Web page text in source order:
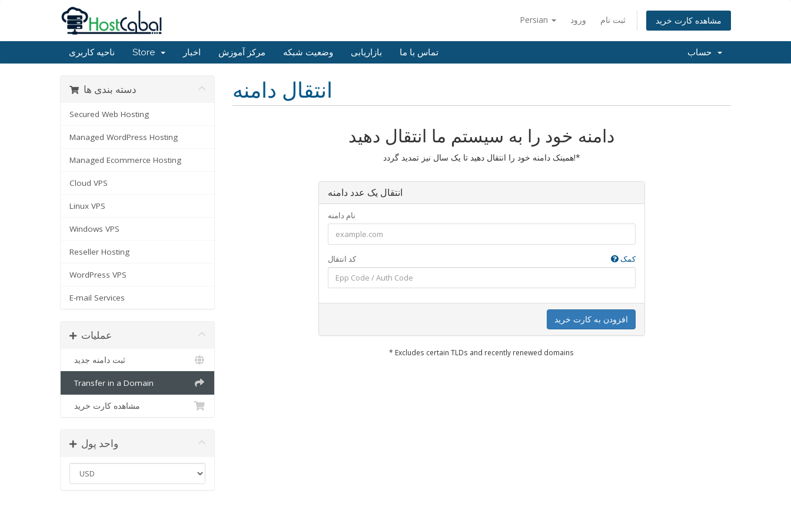
Persian ورود ثبت نام مشاهده کارت خرید
ناحیه کاربری Store اخبار مرکز آموزش وضعیت شبکه بازاریابی تماس با ما
انتقال دامنه دسته بندی ها
Secured Web Hosting
Managed WordPress Hosting
Managed Ecommerce Hosting
Cloud VPS
Linux VPS
Windows VPS
Reseller Hosting
WordPress VPS
E-mail Services
عملیات
ثبت دامنه جدید
Transfer in a Domain
مشاهده کارت خرید
واحد پول
دامنه خود را به سیستم ما انتقال دهید
همینک دامنه خود را انتقال دهید تا یک سال نیز تمدید گردد!*
انتقال یک عدد دامنه
نام دامنه
کد انتقال کمک
افزودن به کارت خرید
* Excludes certain TLDs and recently renewed domains